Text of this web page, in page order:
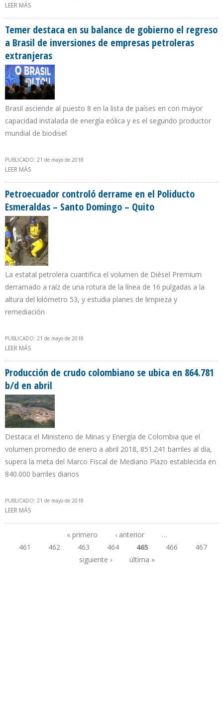
LEER MÁS
Temer destaca en su balance de gobierno el regreso
a Brasil de inversiones de empresas petroleras
extranjeras
Brasil asciende al puesto 8 en la lista de países en con mayor
capacidad instalada de energía eólica y es el segundo productor
mundial de biodisel
PUBLICADO: 21 de mayo de 2018
LEER MÁS
Petroecuador controló derrame en el Poliducto
Esmeraldas – Santo Domingo – Quito
La estatal petrolera cuantifica el volumen de Diésel Premium
derramado a raíz de una rotura de la línea de 16 pulgadas a la
altura del kilómetro 53, y estudia planes de limpieza y
remediación
PUBLICADO: 21 de mayo de 2018
LEER MÁS
Producción de crudo colombiano se ubica en 864.781
b/d en abril
Destaca el Ministerio de Minas y Energía de Colombia que el
volumen promedio de enero a abril 2018, 851.241 barriles al día,
supera la meta del Marco Fiscal de Mediano Plazo establecida en
840.000 barriles diarios
PUBLICADO: 21 de mayo de 2018
LEER MÁS
Páginas
« primero ‹ anterior
…
461
462 463 464 465 466
467
siguiente ›
última »